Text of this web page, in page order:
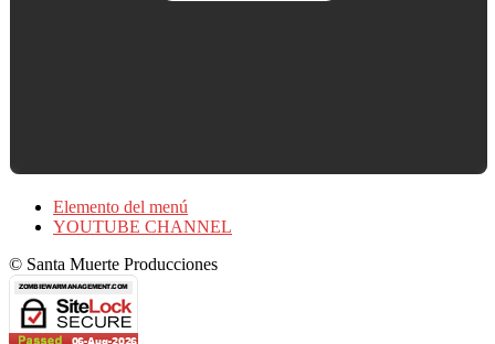
Elemento del menú
YOUTUBE CHANNEL
© Santa Muerte Producciones